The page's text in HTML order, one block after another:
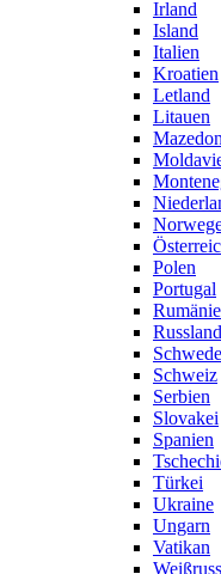
Irland
Island
Italien
Kroatien
Letland
Litauen
Polen
Portugal
Russland
Schweiz
Serbien
Slovakei
Spanien
Türkei
Ukraine
Ungarn
Vatikan